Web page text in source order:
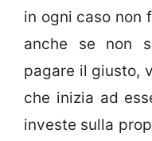
in ogni caso non
anche se non
pagare il giusto,
che inizia ad
investe sulla